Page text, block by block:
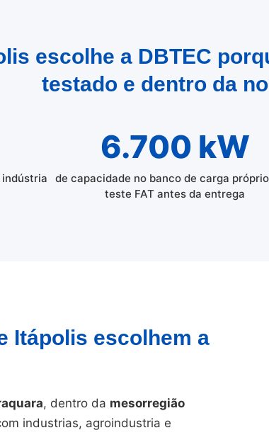
escolhe a DBTEC
testado e dentro da
6.700 kW
de capacidade no banco de carga
teste FAT antes da entrega
Itápolis escolhem a
, dentro da mesorregião
industrias, agroindustria e